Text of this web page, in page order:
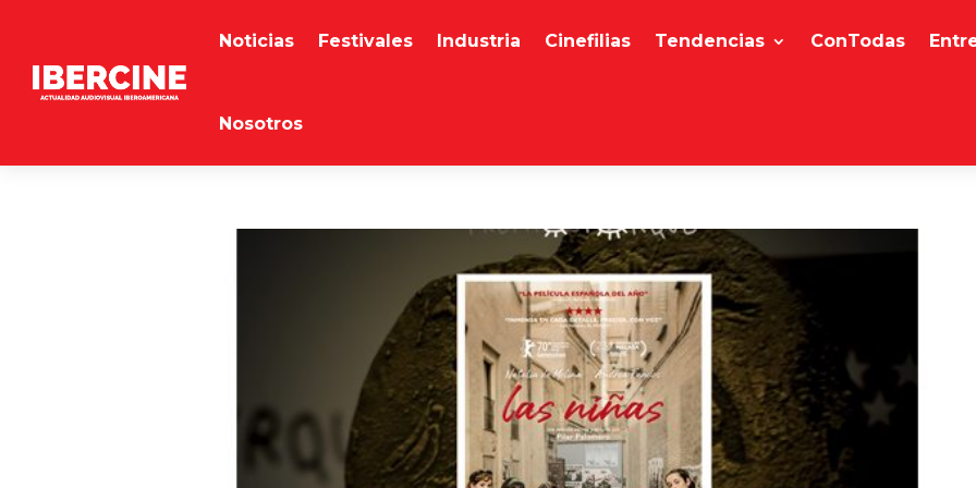
Noticias Festivales Industria Cinefilias Tendencias ConTodas
Nosotros